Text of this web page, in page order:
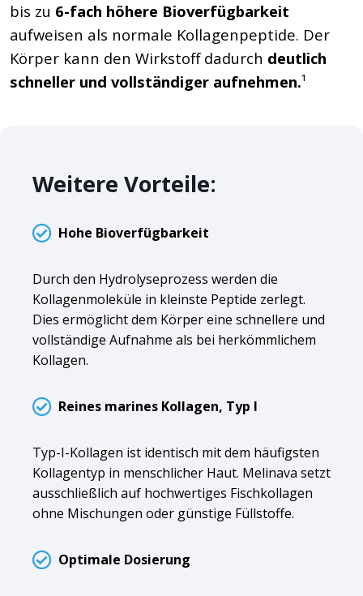
bis zu 6-fach höhere Bioverfügbarkeit
aufweisen als normale Kollagenpeptide. Der
Körper kann den Wirkstoff dadurch deutlich
schneller und vollständiger aufnehmen.¹
Weitere Vorteile:
Hohe Bioverfügbarkeit
Durch den Hydrolyseprozess werden die
Kollagenmoleküle in kleinste Peptide zerlegt.
Dies ermöglicht dem Körper eine schnellere und
vollständige Aufnahme als bei herkömmlichem
Kollagen.
Reines marines Kollagen, Typ I
Typ-I-Kollagen ist identisch mit dem häufigsten
Kollagentyp in menschlicher Haut. Melinava setzt
ausschließlich auf hochwertiges Fischkollagen
ohne Mischungen oder günstige Füllstoffe.
Optimale Dosierung